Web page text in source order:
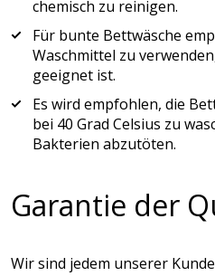
chemisch zu reinigen.
Für bunte Bettwäsche
Waschmittel zu
geeignet ist.
Es wird empfohlen, die
bei 40 Grad Celsius zu
Bakterien abzutöten.
Garantie der
Wir sind jedem unserer